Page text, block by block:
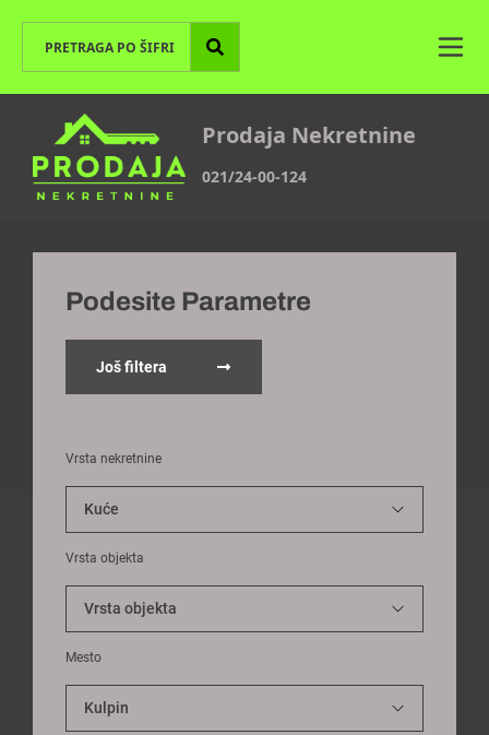
Prodaja Nekretnine
021/24-00-124
Podesite Parametre
Još filtera
Vrsta nekretnine
Vrsta objekta
Mesto